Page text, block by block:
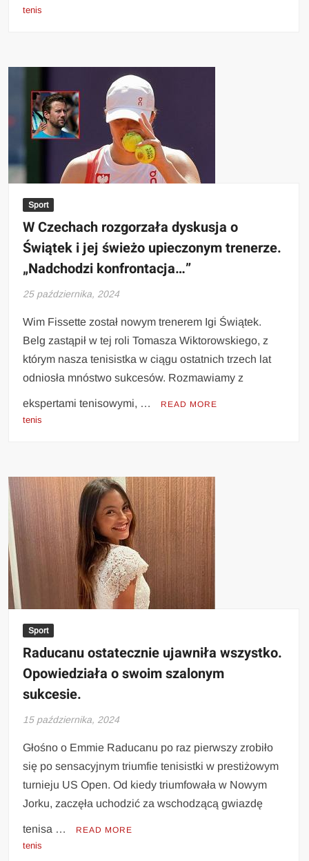
tenis
Sport
W Czechach rozgorzała dyskusja o
Świątek i jej świeżo upieczonym trenerze.
„Nadchodzi konfrontacja…”
25 października, 2024
Wim Fissette został nowym trenerem Igi Świątek.
Belg zastąpił w tej roli Tomasza Wiktorowskiego, z
którym nasza tenisistka w ciągu ostatnich trzech lat
odniosła mnóstwo sukcesów. Rozmawiamy z
ekspertami tenisowymi, … READ MORE
tenis
Sport
Raducanu ostatecznie ujawniła wszystko.
Opowiedziała o swoim szalonym
sukcesie.
15 października, 2024
Głośno o Emmie Raducanu po raz pierwszy zrobiło
się po sensacyjnym triumfie tenisistki w prestiżowym
turnieju US Open. Od kiedy triumfowała w Nowym
Jorku, zaczęła uchodzić za wschodzącą gwiazdę
tenisa … READ MORE
tenis